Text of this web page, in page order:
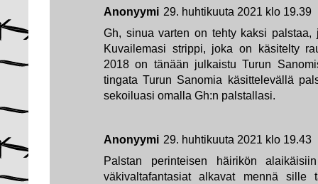
Anonyymi 29. huhtikuuta 2021 klo 19.39
Gh, sinua varten on tehty kaksi
Kuvailemasi strippi, joka on käsitelty
2018 on tänään julkaistu Turun
tingata Turun Sanomia käsittelevällä
sekoiluasi omalla Gh:n palstallasi.
Anonyymi 29. huhtikuuta 2021 klo 19.43
Palstan perinteisen häirikön
väkivaltafantasiat alkavat mennä sille